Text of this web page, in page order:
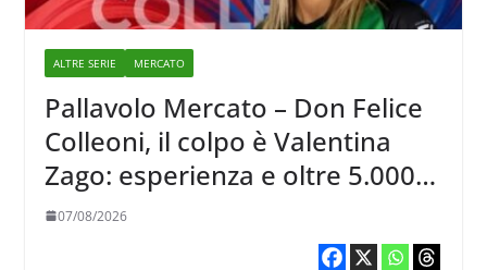
ALTRE SERIE MERCATO
Pallavolo Mercato – Don Felice
Colleoni, il colpo è Valentina
Zago: esperienza e oltre 5.000
punti al servizio di Trescore
07/08/2026